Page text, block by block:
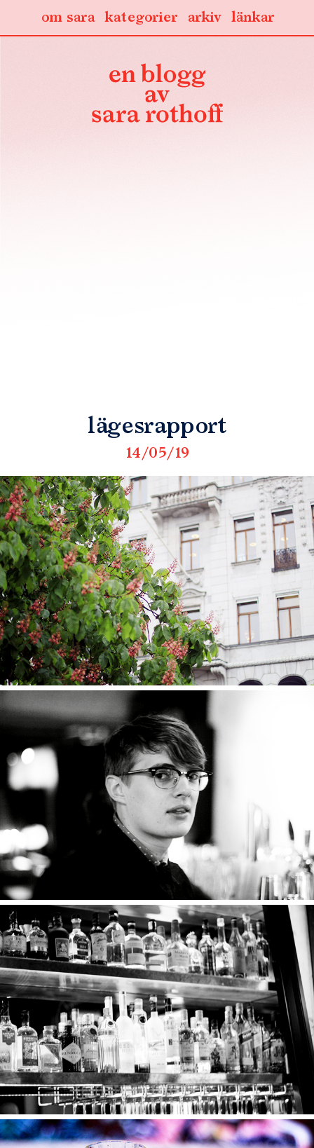
länkar
arkiv
kategorier
om sara
lägesrapport
14/05/19